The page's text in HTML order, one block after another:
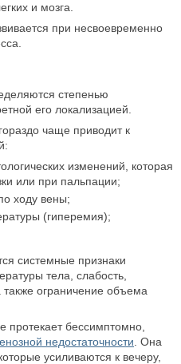
и мозга.
при несвоевременно
степенью
его локализацией.
чаще приводит к
изменений, которая
или при пальпации;
ходу вены;
(гиперемия);
системные признаки
тела, слабость,
ограничение объема
бессимптомно,
недостаточности . Она
усиливаются к вечеру,